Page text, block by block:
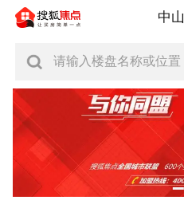
中山
请输入楼盘名称或位置